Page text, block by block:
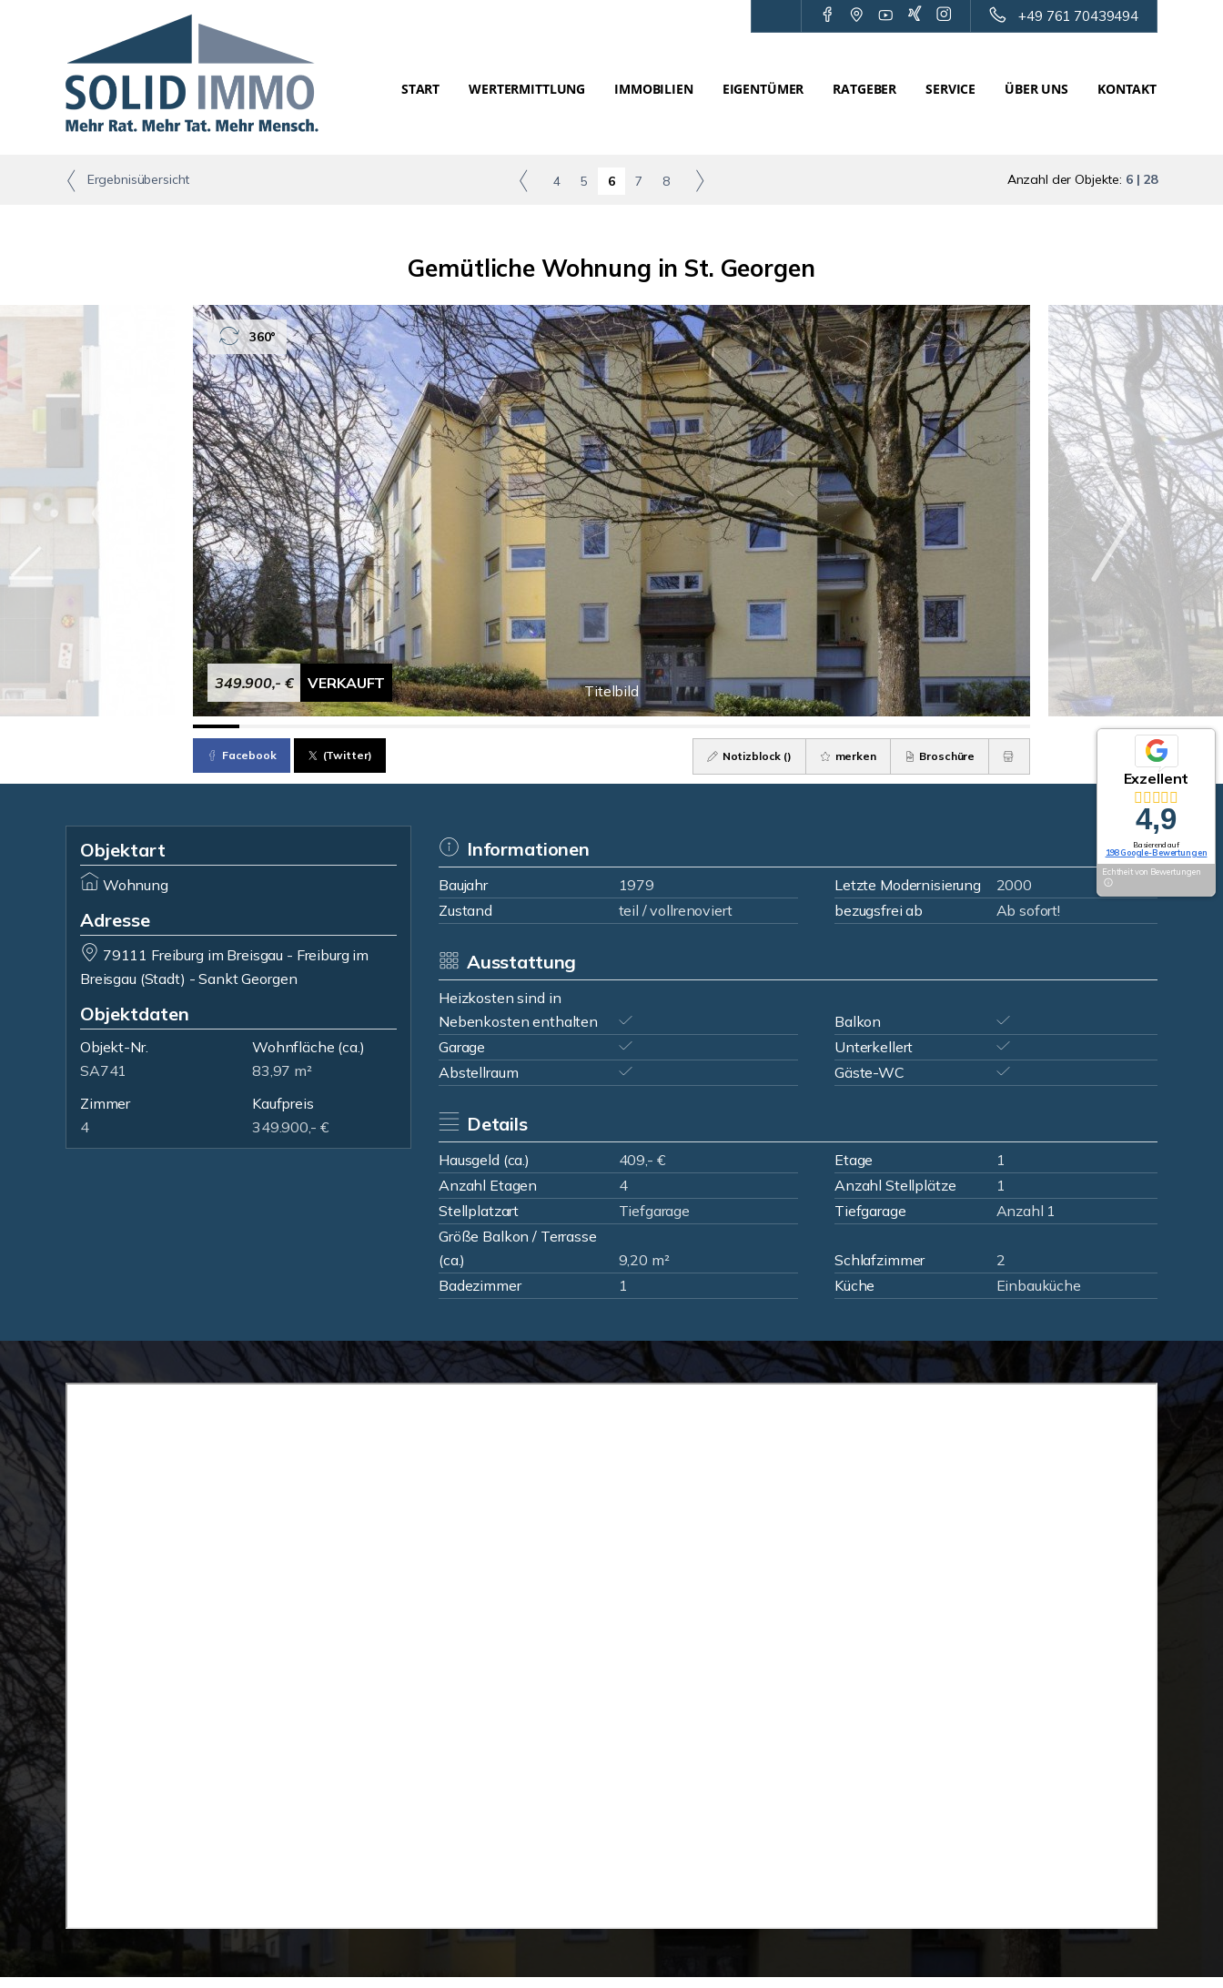
+49 761 70439494
START WERTERMITTLUNG IMMOBILIEN EIGENTÜMER RATGEBER SERVICE ÜBER UNS KONTAKT
Ergebnisübersicht 4 5 6 7 8 Anzahl der Objekte: 6 | 28
Gemütliche Wohnung in St. Georgen
Titelbild
349.900,- € VERKAUFT
360°
Facebook (Twitter) Notizblock () merken Broschüre
Objektart
Wohnung
Adresse
79111 Freiburg im Breisgau - Freiburg im
Breisgau (Stadt) - Sankt Georgen
Objektdaten
Objekt-Nr.
SA741
Wohnfläche (ca.)
83,97 m²
Zimmer
4
Kaufpreis
349.900,- €
Informationen
Baujahr 1979 Letzte Modernisierung
2000
Zustand
teil / vollrenoviert bezugsfrei ab Ab sofort!
Ausstattung
Heizkosten sind in
Nebenkosten enthalten
Balkon
Garage
Unterkellert
Abstellraum
Gäste-WC
Details
Hausgeld (ca.) 409,- € Etage
1
Anzahl Etagen
4 Anzahl Stellplätze
1
Stellplatzart
Tiefgarage Tiefgarage
Anzahl 1
Größe Balkon / Terrasse
(ca.)
9,20 m² Schlafzimmer
2
Badezimmer
1 Küche Einbauküche
Exzellent
4,9
Basierend auf
198 Google-Bewertungen
Echtheit von Bewertungen